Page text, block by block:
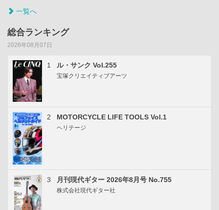
一覧へ
総合ランキング
2026年08月07日
1 ル・サンク Vol.255
宝塚クリエイティブアーツ
2 MOTORCYCLE LIFE TOOLS Vol.1
ヘリテージ
3 月刊現代ギター 2026年8月号 No.755
株式会社現代ギター社